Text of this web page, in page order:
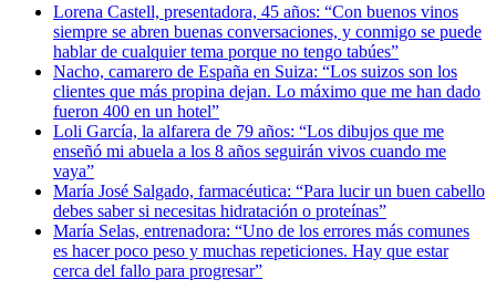
Lorena Castell, presentadora, 45 años: “Con buenos vinos
siempre se abren buenas conversaciones, y conmigo se puede
hablar de cualquier tema porque no tengo tabúes”
Nacho, camarero de España en Suiza: “Los suizos son los
clientes que más propina dejan. Lo máximo que me han dado
fueron 400 en un hotel”
Loli García, la alfarera de 79 años: “Los dibujos que me
enseñó mi abuela a los 8 años seguirán vivos cuando me
vaya”
María José Salgado, farmacéutica: “Para lucir un buen cabello
debes saber si necesitas hidratación o proteínas”
María Selas, entrenadora: “Uno de los errores más comunes
es hacer poco peso y muchas repeticiones. Hay que estar
cerca del fallo para progresar”